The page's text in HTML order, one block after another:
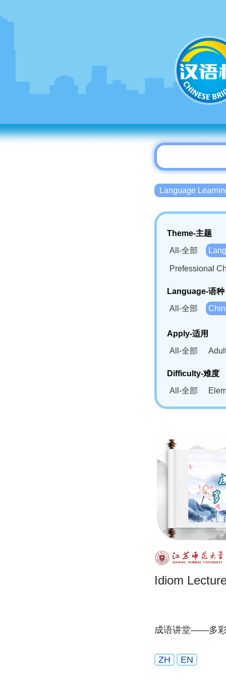
Language
Theme-主题
All-全部
Prefessional
Language-语种
All-全部
Bahasa
Swahili(SW)-
Apply-适用
All-全部
Difficulty-难度
All-全部
Idiom
成语讲堂——多
ZH EN